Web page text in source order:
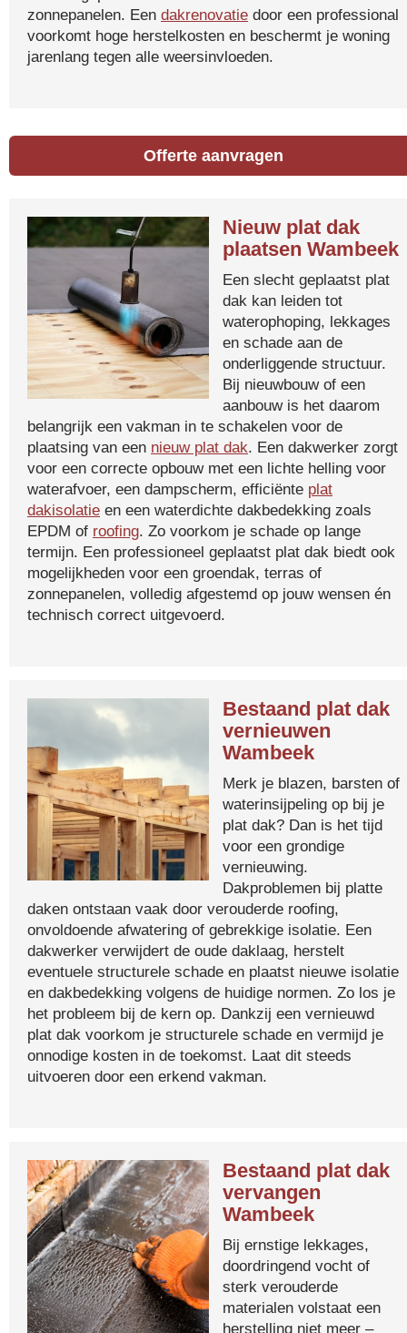
zonnepanelen. Een dakrenovatie door een professional
voorkomt hoge herstelkosten en beschermt je woning
jarenlang tegen alle weersinvloeden.
Offerte aanvragen
Nieuw plat dak
plaatsen Wambeek
Een slecht geplaatst plat
dak kan leiden tot
waterophoping, lekkages
en schade aan de
onderliggende structuur.
Bij nieuwbouw of een
aanbouw is het daarom
belangrijk een vakman in te schakelen voor de
plaatsing van een nieuw plat dak. Een dakwerker zorgt
voor een correcte opbouw met een lichte helling voor
waterafvoer, een dampscherm, efficiënte plat
dakisolatie en een waterdichte dakbedekking zoals
EPDM of roofing. Zo voorkom je schade op lange
termijn. Een professioneel geplaatst plat dak biedt ook
mogelijkheden voor een groendak, terras of
zonnepanelen, volledig afgestemd op jouw wensen én
technisch correct uitgevoerd.
Bestaand plat dak
vernieuwen
Wambeek
Merk je blazen, barsten of
waterinsijpeling op bij je
plat dak? Dan is het tijd
voor een grondige
vernieuwing.
Dakproblemen bij platte
daken ontstaan vaak door verouderde roofing,
onvoldoende afwatering of gebrekkige isolatie. Een
dakwerker verwijdert de oude daklaag, herstelt
eventuele structurele schade en plaatst nieuwe isolatie
en dakbedekking volgens de huidige normen. Zo los je
het probleem bij de kern op. Dankzij een vernieuwd
plat dak voorkom je structurele schade en vermijd je
onnodige kosten in de toekomst. Laat dit steeds
uitvoeren door een erkend vakman.
Bestaand plat dak
vervangen
Wambeek
Bij ernstige lekkages,
doordringend vocht of
sterk verouderde
materialen volstaat een
herstelling niet meer –